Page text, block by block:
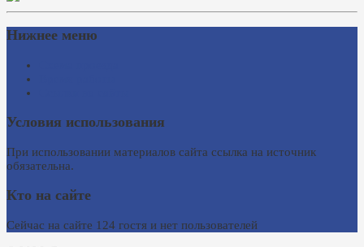
Нижнее меню
Условия использования
При использовании материалов сайта ссылка на источник
обязательна.
Кто на сайте
Сейчас на сайте 124 гостя и нет пользователей